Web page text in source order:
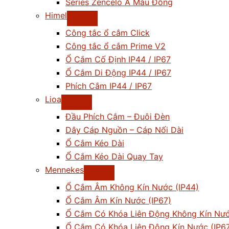
Series Zencelo A Màu Đồng
Himel
Công tắc ổ cắm Click
Công tắc ổ cắm Prime V2
Ổ Cắm Cố Định IP44 / IP67
Ổ Cắm Di Động IP44 / IP67
Phích Cắm IP44 / IP67
Lioa
Đầu Phích Cắm – Đuôi Đèn
Dây Cáp Nguồn – Cáp Nối Dài
Ổ Cắm Kéo Dài
Ổ Cắm Kéo Dài Quay Tay
Mennekes
Ổ Cắm Âm Không Kín Nước (IP44)
Ổ Cắm Âm Kín Nước (IP67)
Ổ Cắm Có Khóa Liên Động Không Kín